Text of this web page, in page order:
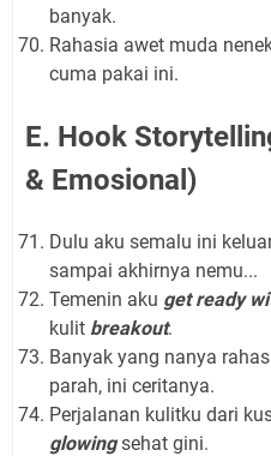
banyak.
Rahasia awet muda
cuma pakai ini.
E. Hook
& Emosional)
Dulu aku semalu ini
sampai akhirnya nemu...
Temenin aku get ready
kulit breakout.
Banyak yang nanya
parah, ini ceritanya.
Perjalanan kulitku dari
glowingsehat gini.